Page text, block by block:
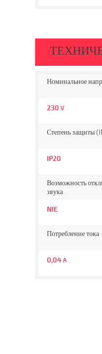
Номинальное
230 V
Степень защиты
IP20
Возможность
звука
NIE
Потребление тока
0,04 A